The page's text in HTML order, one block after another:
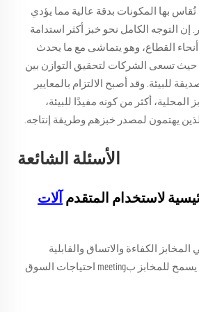
بها المكونات بدقة عالية مما يؤدي
إن التوجه الكامل نحو خبز أكثر استدامة
القطاع، وهو يتماشى مع ما يحدث
تسعى الشركات لتحقيق التوازن بين
للبيئة. وقد أصبح الالتزام بالمعايير
المحلية، أكثر من كونه مفيدًا للبيئة،
يهتمون لمصدر خبزهم وطريقة إنتاجه.
الأسئلة الشائعة
لاستخدام المتقدم آلات
الكفاءة والاتساق والقابلية
للتوسع في الإنتاج، مما يسمح للمخابز بmeeting احتياجات السوق